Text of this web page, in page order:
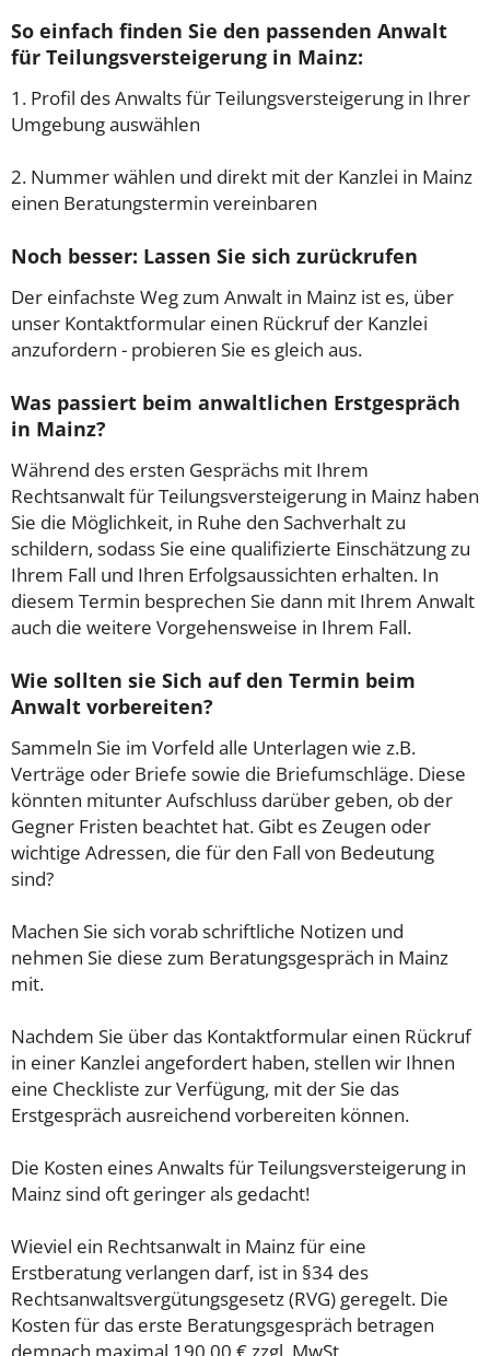
So einfach finden Sie den passenden Anwalt
für Teilungsversteigerung in Mainz:
1. Profil des Anwalts für Teilungsversteigerung in Ihrer
Umgebung auswählen
2. Nummer wählen und direkt mit der Kanzlei in Mainz
einen Beratungstermin vereinbaren
Noch besser: Lassen Sie sich zurückrufen
Der einfachste Weg zum Anwalt in Mainz ist es, über
unser Kontaktformular einen Rückruf der Kanzlei
anzufordern - probieren Sie es gleich aus.
Was passiert beim anwaltlichen Erstgespräch
in Mainz?
Während des ersten Gesprächs mit Ihrem
Rechtsanwalt für Teilungsversteigerung in Mainz haben
Sie die Möglichkeit, in Ruhe den Sachverhalt zu
schildern, sodass Sie eine qualifizierte Einschätzung zu
Ihrem Fall und Ihren Erfolgsaussichten erhalten. In
diesem Termin besprechen Sie dann mit Ihrem Anwalt
auch die weitere Vorgehensweise in Ihrem Fall.
Wie sollten sie Sich auf den Termin beim
Anwalt vorbereiten?
Sammeln Sie im Vorfeld alle Unterlagen wie z.B.
Verträge oder Briefe sowie die Briefumschläge. Diese
könnten mitunter Aufschluss darüber geben, ob der
Gegner Fristen beachtet hat. Gibt es Zeugen oder
wichtige Adressen, die für den Fall von Bedeutung
sind?
Machen Sie sich vorab schriftliche Notizen und
nehmen Sie diese zum Beratungsgespräch in Mainz
mit.
Nachdem Sie über das Kontaktformular einen Rückruf
in einer Kanzlei angefordert haben, stellen wir Ihnen
eine Checkliste zur Verfügung, mit der Sie das
Erstgespräch ausreichend vorbereiten können.
Die Kosten eines Anwalts für Teilungsversteigerung in
Mainz sind oft geringer als gedacht!
Wieviel ein Rechtsanwalt in Mainz für eine
Erstberatung verlangen darf, ist in §34 des
Rechtsanwaltsvergütungsgesetz (RVG) geregelt. Die
Kosten für das erste Beratungsgespräch betragen
demnach maximal 190,00 € zzgl. MwSt.